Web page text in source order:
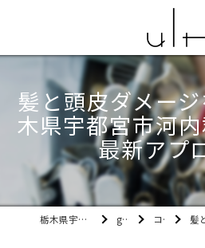
髪と頭皮ダメー
木県宇都宮市河
最新アプ
栃木県宇都宮市の美容室ult gallery コラム 髪と頭